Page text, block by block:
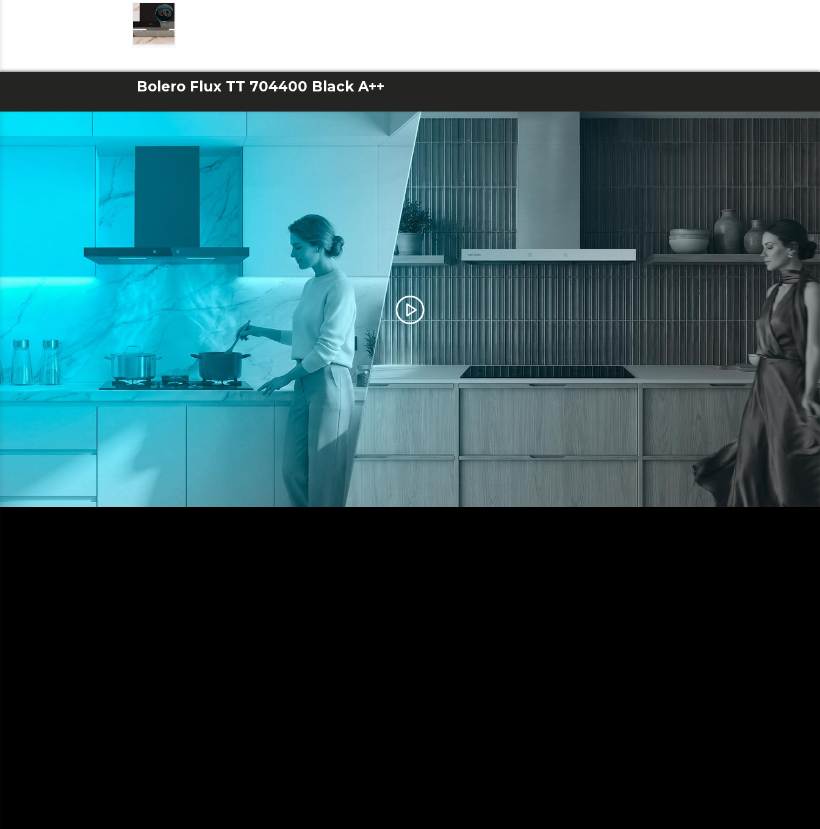
Bolero Flux TT 704400 Black A++